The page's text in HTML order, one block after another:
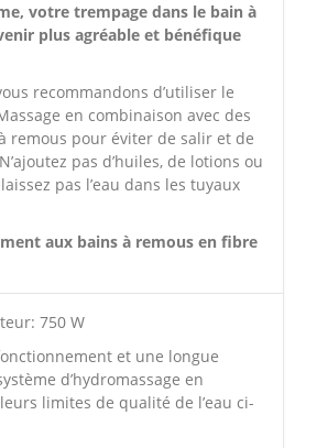
votre trempage dans le bain à
plus agréable et bénéfique
recommandons d’utiliser le
en combinaison avec des
remous pour éviter de salir et de
pas d’huiles, de lotions ou
pas l’eau dans les tuyaux
aux bains à remous en fibre
750 W
et une longue
d’hydromassage en
limites de qualité de l’eau ci-